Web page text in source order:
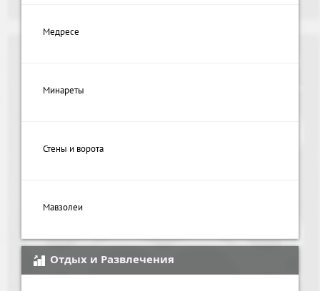
Медресе
Минареты
Стены и ворота
Мавзолеи
Отдых и Развлечения